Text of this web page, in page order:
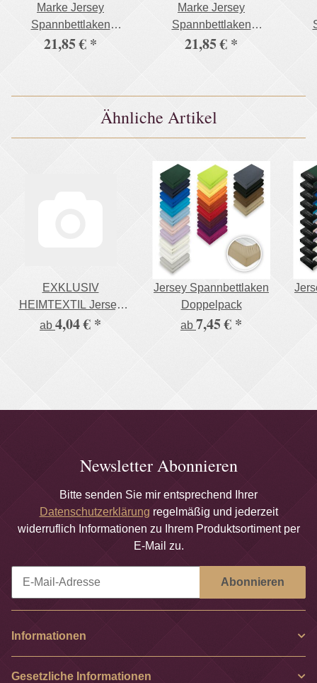
Marke Jersey
Spannbettlaken
Doppelpack 180 - 200
21,85 € *
Marke Jersey
Spannbettlaken
Doppelpack 180 - 200
21,85 € *
Ähnliche Artikel
EXKLUSIV
HEIMTEXTIL Jersey
Spannbettlaken in
ab 4,04 € *
Jersey Spannbettlaken
Doppelpack
ab 7,45 € *
Newsletter Abonnieren
Bitte senden Sie mir entsprechend Ihrer
Datenschutzerklärung regelmäßig und jederzeit
widerruflich Informationen zu Ihrem Produktsortiment per
E-Mail zu.
Abonnieren
Informationen
Gesetzliche Informationen